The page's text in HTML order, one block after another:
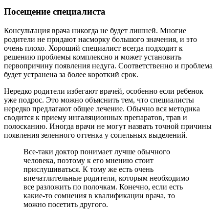
Посещение специалиста
Консультация врача никогда не будет лишней. Многие
родители не придают насморку большого значения, и это
очень плохо. Хороший специалист всегда подходит к
решению проблемы комплексно и может установить
первопричину появления недуга. Соответственно и проблема
будет устранена за более короткий срок.
Нередко родители избегают врачей, особенно если ребенок
уже подрос. Это можно объяснить тем, что специалисты
нередко предлагают общее лечение. Обычно вся методика
сводится к приему ингаляционных препаратов, трав и
полосканию. Иногда врачи не могут назвать точной причины
появления зеленного оттенка у сопельных выделений.
Все-таки доктор понимает лучше обычного
человека, поэтому к его мнению стоит
прислушиваться. К тому же есть очень
впечатлительные родители, которым необходимо
все разложить по полочкам. Конечно, если есть
какие-то сомнения в квалификации врача, то
можно посетить другого.